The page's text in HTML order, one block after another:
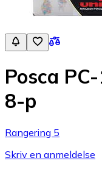
Posca
8-p
Rangering 5
Skriv en anmeldelse